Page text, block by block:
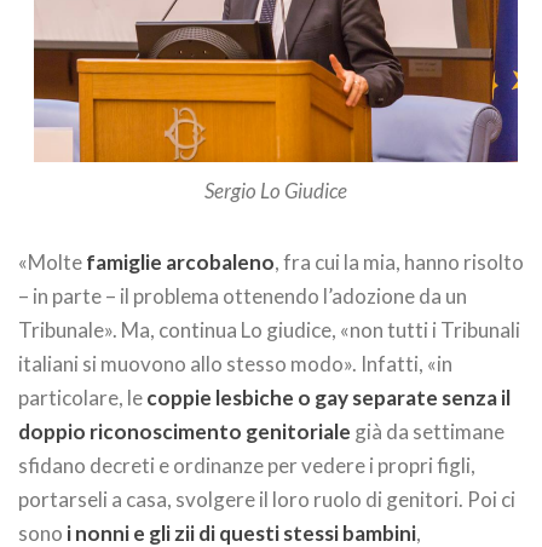
Sergio Lo Giudice
«Moltefamiglie arcobaleno, fra cui la mia, hanno risolto
– in parte – il problema ottenendo l’adozione da un
Tribunale». Ma, continua Lo giudice, «non tutti i Tribunali
italiani si muovono allo stesso modo». Infatti, «in
particolare, lecoppie lesbiche o gay separate senza il
doppio riconoscimento genitoriale già da settimane
sfidano decreti e ordinanze per vedere i propri figli,
portarseli a casa, svolgere il loro ruolo di genitori. Poi ci
sono i nonni e gli zii di questi stessi bambini,